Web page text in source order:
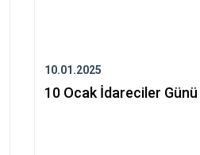
10.01.2025
10 Ocak İdareciler Günü